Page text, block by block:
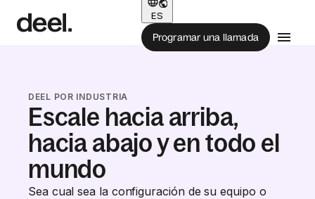
ES
Programar una llamada
DEEL POR INDUSTRIA
Escale hacia arriba,
hacia abajo y en todo el
mundo
Sea cual sea la configuración de su equipo o